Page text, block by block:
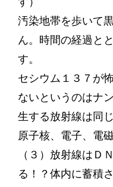
汚染地帯を歩いて
ん。時間の経過と
す。
セシウム１３７が
ないというのはナ
生する放射線は同
原子核、電子、電
（３）放射線はＤ
る！？体内に蓄積